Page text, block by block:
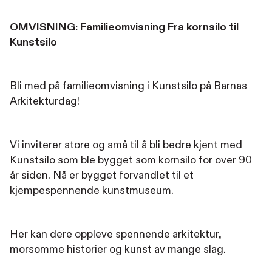
OMVISNING: Familieomvisning Fra kornsilo til
Kunstsilo
Bli med på familieomvisning i Kunstsilo på Barnas
Arkitekturdag!
Vi inviterer store og små til å bli bedre kjent med
Kunstsilo som ble bygget som kornsilo for over 90
år siden. Nå er bygget forvandlet til et
kjempespennende kunstmuseum.
Her kan dere oppleve spennende arkitektur,
morsomme historier og kunst av mange slag.